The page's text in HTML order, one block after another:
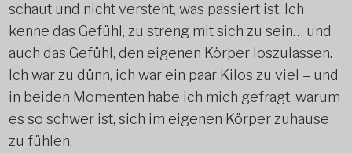
schaut und nicht versteht, was passiert ist. Ich
kenne das Gefühl, zu streng mit sich zu sein… und
auch das Gefühl, den eigenen Körper loszulassen.
Ich war zu dünn, ich war ein paar Kilos zu viel – und
in beiden Momenten habe ich mich gefragt, warum
es so schwer ist, sich im eigenen Körper zuhause
zu fühlen.